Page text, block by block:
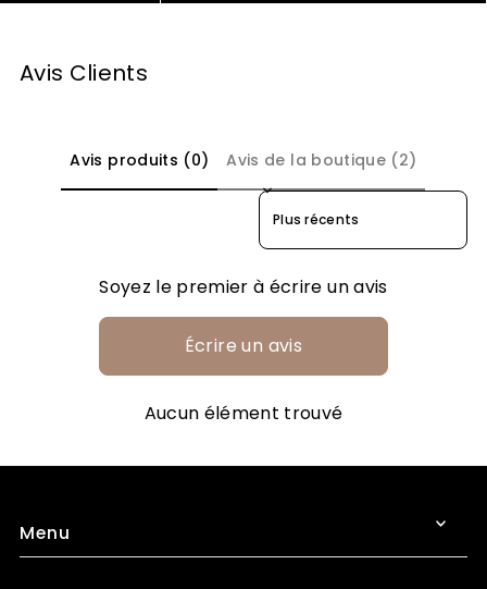
Avis Clients
Avis produits (0) Avis de la boutique (2)
Sort reviews by
Soyez le premier à écrire un avis
Écrire un avis
Aucun élément trouvé
Menu